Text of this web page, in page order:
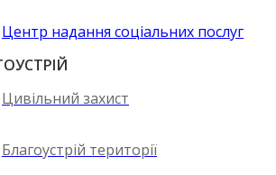
Центр надання соціальних послуг
Цивільний захист
Благоустрій території